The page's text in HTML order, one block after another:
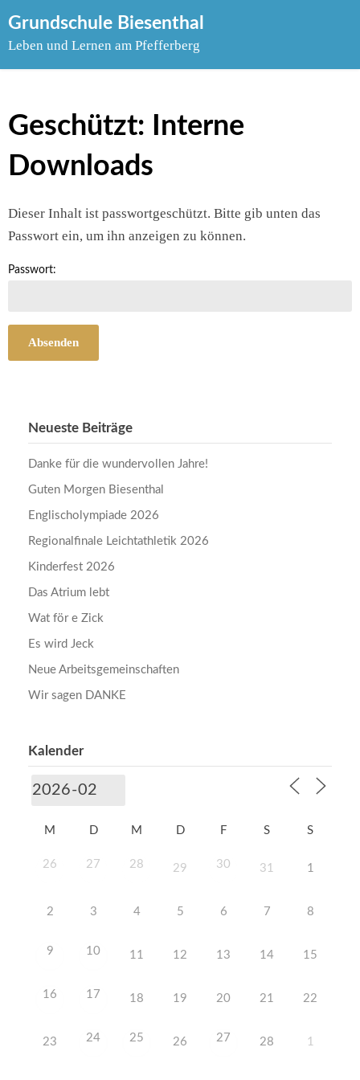
to
Grundschule Biesenthal
Leben und Lernen am Pfefferberg
Geschützt: Interne
Downloads
Dieser Inhalt ist passwortgeschützt. Bitte gib unten das
Passwort ein, um ihn anzeigen zu können.
Passwort:
Neueste Beiträge
Danke für die wundervollen Jahre!
Guten Morgen Biesenthal
Englischolympiade 2026
Regionalfinale Leichtathletik 2026
Kinderfest 2026
Das Atrium lebt
Wat för e Zick
Es wird Jeck
Neue Arbeitsgemeinschaften
Wir sagen DANKE
Kalender
M D M D F S S
26 27 28 29 30 31 1
2 3 4 5 6 7 8
9 10 11 12 13 14 15
16 17 18 19 20 21 22
23 24 25 26 27 28 1